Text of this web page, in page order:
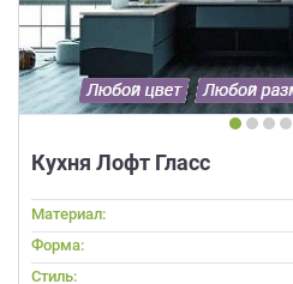
Кухня Лофт Гласс
Материал:
Форма:
Стиль: